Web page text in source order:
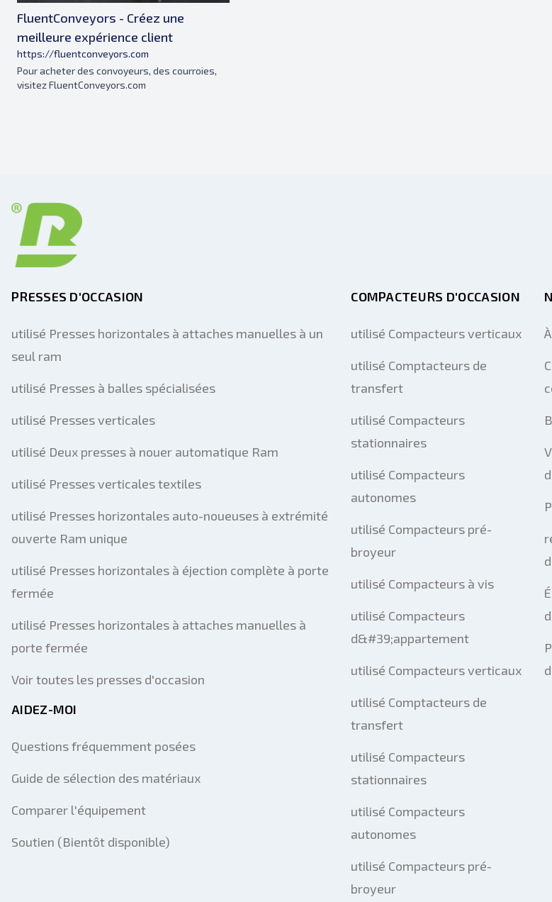
FluentConveyors - Créez une
meilleure expérience client
https://fluentconveyors.com
Pour acheter des convoyeurs, des courroies,
visitez FluentConveyors.com
PRESSES D'OCCASION
utilisé Presses horizontales à attaches manuelles à un
seul ram
utilisé Presses à balles spécialisées
utilisé Presses verticales
utilisé Deux presses à nouer automatique Ram
utilisé Presses verticales textiles
utilisé Presses horizontales auto-noueuses à extrémité
ouverte Ram unique
utilisé Presses horizontales à éjection complète à porte
fermée
utilisé Presses horizontales à attaches manuelles à
porte fermée
Voir toutes les presses d'occasion
AIDEZ-MOI
Questions fréquemment posées
Guide de sélection des matériaux
Comparer l'équipement
Soutien (Bientôt disponible)
COMPACTEURS D'OCCASION
utilisé Compacteurs verticaux
utilisé Comptacteurs de
transfert
utilisé Compacteurs
stationnaires
utilisé Compacteurs
autonomes
utilisé Compacteurs pré-
broyeur
utilisé Compacteurs à vis
utilisé Compacteurs
d&#39;appartement
utilisé Compacteurs verticaux
utilisé Comptacteurs de
transfert
utilisé Compacteurs
stationnaires
utilisé Compacteurs
autonomes
utilisé Compacteurs pré-
broyeur